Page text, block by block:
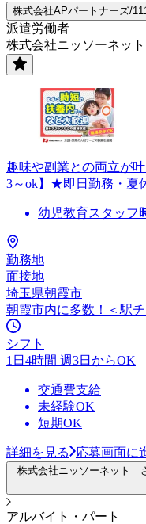
株式会社APパートナーズ/
派遣労働者
株式会社ニッソーネッ
趣味や副業との両立が
3～ok】★即日勤務・夏
幼児教育スタッフ
勤務地
面接地
埼玉県朝霞市
朝霞市内に多数！＜駅
シフト
1日4時間 週3日からOK
交通費支給
未経験OK
短期OK
詳細を見る 応募画面に
株式会社ニッソーネット
アルバイト・パート